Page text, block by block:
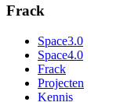
Frack
Space3.0
Space4.0
Frack
Projecten
Kennis